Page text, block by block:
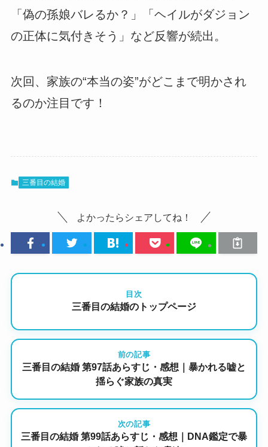
「偽の孫娘バレるか？」「ヘイルがダジョン
の正体に気付きそう」など反響が続出。
次回、家族の“本当の姿”がどこまで明かされ
るのか注目です！
三番目の結婚
よかったらシェアしてね！
目次
三番目の結婚のトップページ
前の記事
三番目の結婚 第97話あらすじ・感想｜暴かれる嘘と
揺らぐ家族の真実
次の記事
三番目の結婚 第99話あらすじ・感想｜DNA鑑定で暴